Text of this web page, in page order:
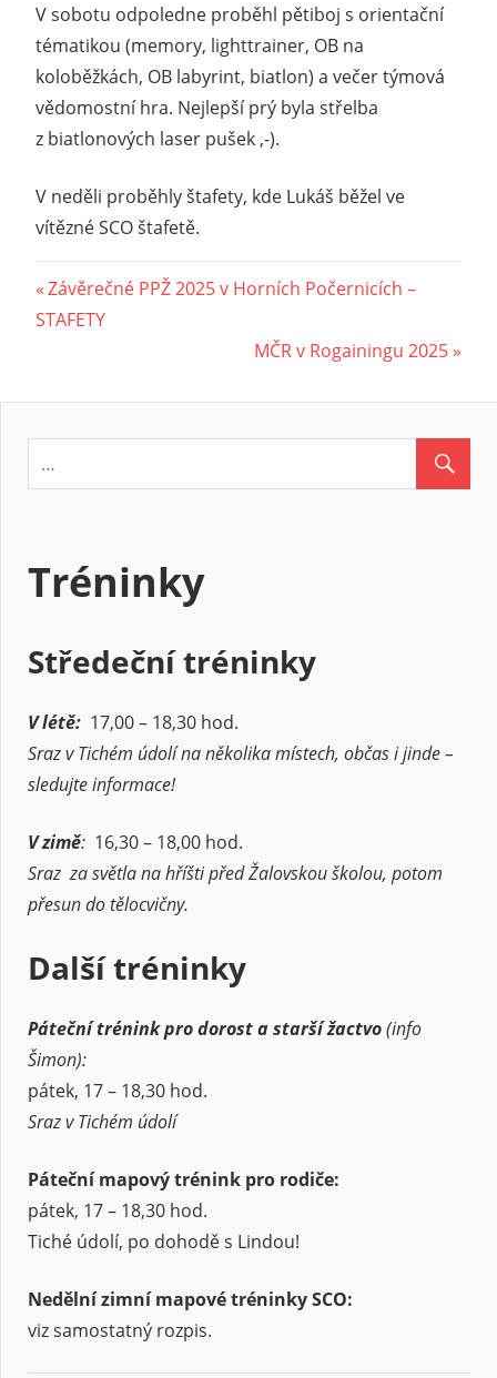
V sobotu odpoledne proběhl pětiboj s orientační
tématikou (memory, lighttrainer, OB na
koloběžkách, OB labyrint, biatlon) a večer týmová
vědomostní hra. Nejlepší prý byla střelba
z biatlonových laser pušek ,-).
V neděli proběhly štafety, kde Lukáš běžel ve
vítězné SCO štafetě.
Navigace
pro
Previous
Post:
Závěrečné PPŽ 2025 v Horních Počernicích –
STAFETY
Next
MČR v Rogainingu 2025
Tréninky
Středeční tréninky
V létě: 17,00 – 18,30 hod.
Sraz v Tichém údolí na několika místech, občas i jinde –
sledujte informace!
V zimě: 16,30 – 18,00 hod.
Sraz za světla na hříšti před Žalovskou školou, potom
přesun do tělocvičny.
Další tréninky
Páteční trénink pro dorost a starší žactvo(info
Šimon):
pátek, 17 – 18,30 hod.
Sraz v Tichém údolí
Páteční mapový trénink pro rodiče:
pátek, 17 – 18,30 hod.
Tiché údolí, po dohodě s Lindou!
Nedělní zimní mapové tréninky SCO:
viz samostatný rozpis.